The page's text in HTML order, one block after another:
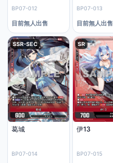
BP07-012
目前無人出售
BP07-013
目前無人出售
SSR-SEC
葛城
BP07-014
SR
伊13
BP07-015